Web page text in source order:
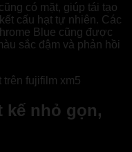
có mặt, giúp tái tạo
cấu hạt tự nhiên. Các
Blue cũng được
sắc đậm và phản hồi
kế nhỏ gọn,